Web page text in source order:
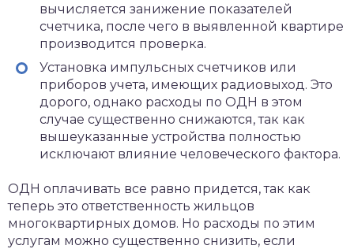
вычисляется занижение показателей
счетчика, после чего в выявленной квартире
производится проверка.
Установка импульсных счетчиков или
приборов учета, имеющих радиовыход. Это
дорого, однако расходы по ОДН в этом
случае существенно снижаются, так как
вышеуказанные устройства полностью
исключают влияние человеческого фактора.
ОДН оплачивать все равно придется, так как
теперь это ответственность жильцов
многоквартирных домов. Но расходы по этим
услугам можно существенно снизить, если